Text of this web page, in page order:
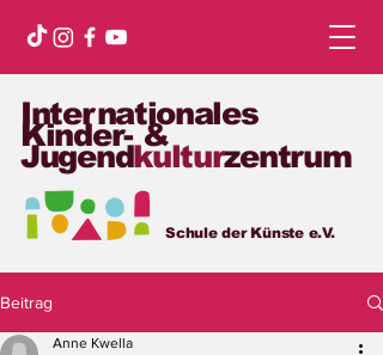
Internationales
Kinder- &
Jugendkulturzentrum
Schule der Künste e.V.
Beitrag
Anne Kwella